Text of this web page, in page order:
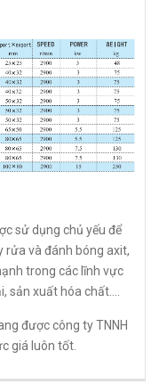
sử dụng chủ yếu để
rửa và đánh bóng axit,
trong các lĩnh vực
xuất hóa chất....
được công ty TNNH
giá luôn tốt.